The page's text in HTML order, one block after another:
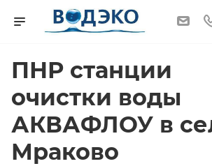
ПНР станции
очистки воды
АКВАФЛОУ в
Мраково